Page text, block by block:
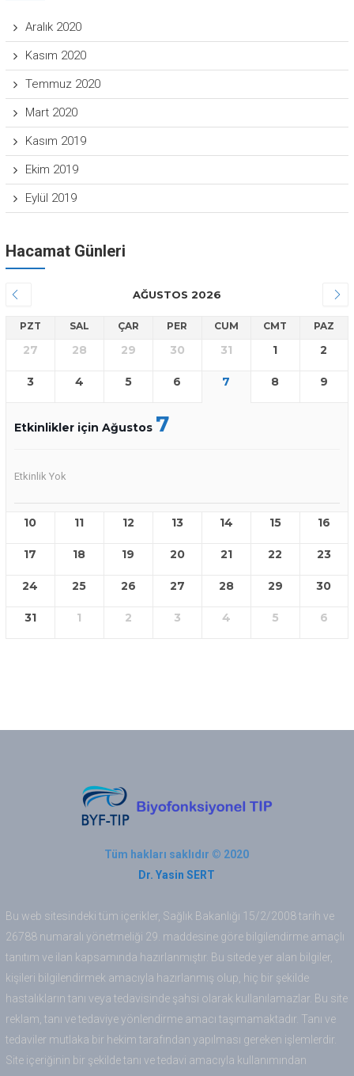
Aralık 2020
Kasım 2020
Temmuz 2020
Mart 2020
Kasım 2019
Ekim 2019
Eylül 2019
Hacamat Günleri
AĞUSTOS 2026
PZT SAL ÇAR PER CUM CMT PAZ
27 28 29 30 31 1 2
3 4 5 6 7 8 9
Etkinlikler için Ağustos 7
Etkinlik Yok
10 11 12 13 14 15 16
17 18 19 20 21 22 23
24 25 26 27 28 29 30
31 1 2 3 4 5 6
Tüm hakları saklıdır © 2020
Dr. Yasin SERT
Bu web sitesindeki tüm içerikler, Sağlık Bakanlığı 15/2/2008 tarih ve
26788 numaralı yönetmeliği 29. maddesine göre bilgilendirme amaçlı
tanıtım ve ilan kapsamında hazırlanmıştır. Bu sitede yer alan bilgiler,
kişileri bilgilendirmek amacıyla hazırlanmış olup, hiç bir şekilde
hastalıkların tanı veya tedavisinde şahsi olarak kullanılamazlar. Bu site
reklam, tanı ve tedaviye yönlendirme amacı taşımamaktadır. Tanı ve
tedaviler mutlaka bir hekim tarafından yapılması gereken işlemlerdir.
Site içeriğinin bir şekilde tanı ve tedavi amacıyla kullanımından